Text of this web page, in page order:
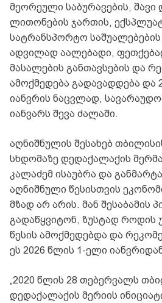
მეორეული საბურავების,
ლითონების ჯართის,
სატრანსპორტო
ადვილად აალებადი,
მასალების განთავსების და
ამოქმედება გადავადდება და
იანვრის ნაცვლად,
იანვარს შევა ძალაში.
აღნიშნულის შესახებ
სხდომაზე დედაქალაქის
კალაძემ ისაუბრა და
აღნიშნული წესისთვის
მზად არ არის. მან შესაბამის
გადაწყვიტონ, ზუსტად როდის
წესის ამოქმედებდა და
ეს 2026 წლის 1-ელი
„2020 წლის 28 თებერვალს
დედაქალაქის მერიის